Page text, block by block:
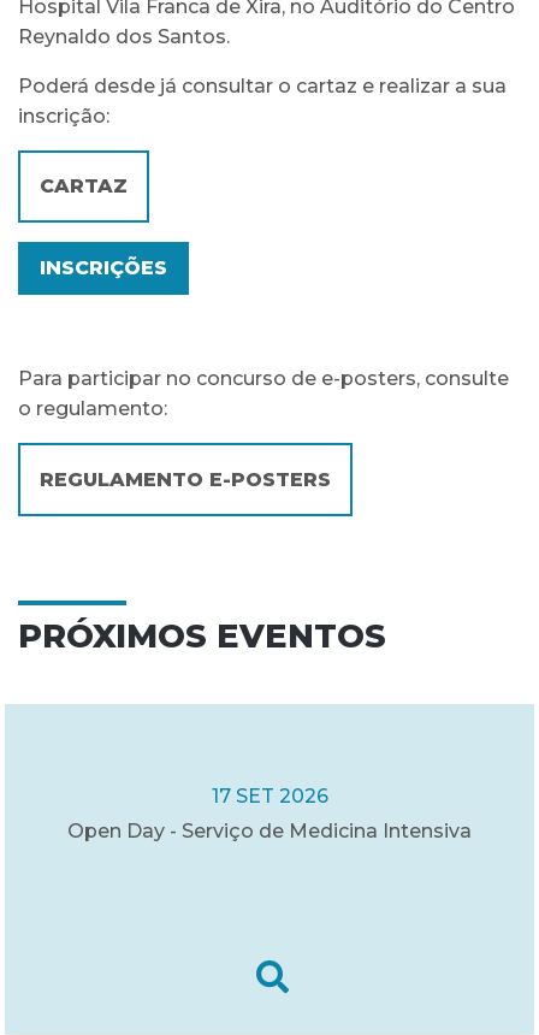
Hospital Vila Franca de Xira, no Auditório do Centro
Reynaldo dos Santos.
Poderá desde já consultar o cartaz e realizar a sua
inscrição:
CARTAZ
INSCRIÇÕES
Para participar no concurso de e-posters, consulte
o regulamento:
REGULAMENTO E-POSTERS
PRÓXIMOS EVENTOS
17 SET 2026
Open Day - Serviço de Medicina Intensiva